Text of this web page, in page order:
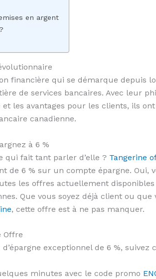
en argent
financière qui se démarque depuis
de services bancaires. Avec leur
les avantages pour les clients, ils
canadienne.
à 6 %
qui fait tant parler d’elle ? Tangerine
de 6 % sur un compte épargne. Oui,
les offres actuellement
Que vous soyez déjà client ou que
, cette offre est à ne pas manquer.
Offre
exceptionnel de 6 %, suivez
minutes avec le code promo